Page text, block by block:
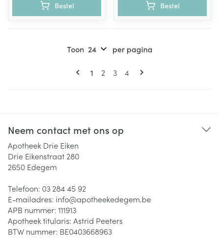
Bestel Bestel
Pagina's
U lees momenteel pagina
1 Pagina
2 Pagina
3 Pagina
4
Toon per pagina
Neem contact met ons op
Apotheek Drie Eiken
Drie Eikenstraat 280
2650 Edegem
Telefoon: 03 284 45 92
E-mailadres: info@apotheekedegem.be
APB nummer: 111913
Apotheek titularis: Astrid Peeters
BTW nummer: BE0403668963